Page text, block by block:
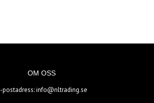
OM OSS
postadress:info@nltrading.se